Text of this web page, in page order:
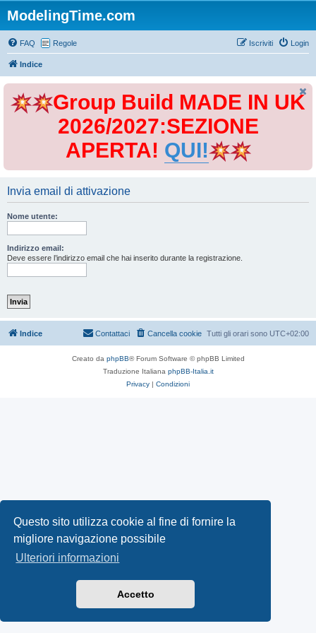
Questo sito utilizza cookie al fine di fornire la
migliore navigazione possibile
Ulteriori informazioni
Accetto
ModelingTime.com
FAQ Regole Login
Iscriviti
Indice
Group Build MADE IN UK
2026/2027:SEZIONE
APERTA! QUI!
Invia email di attivazione
Nome utente:
Indirizzo email:
Deve essere l’indirizzo email che hai inserito durante la registrazione.
Indice Tutti gli orari sono UTC+02:00
Cancella cookie
Contattaci
Creato da phpBB® Forum Software © phpBB Limited
Traduzione Italiana phpBB-Italia.it
Privacy | Condizioni